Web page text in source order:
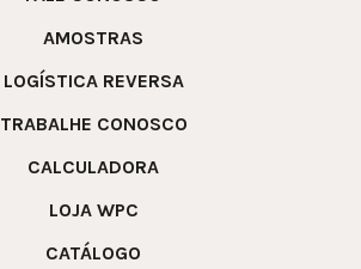
AMOSTRAS
LOGÍSTICA REVERSA
TRABALHE CONOSCO
CALCULADORA
LOJA WPC
CATÁLOGO